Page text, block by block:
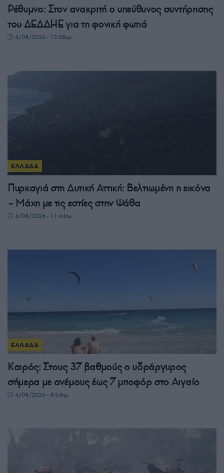
Ρέθυμνο: Στον ανακριτή ο υπεύθυνος συντήρησης
του ΔΕΔΔΗΕ για τη φονική φωτιά
4/08/2026 - 12:08μμ
ΕΛΛΑΔΑ
Πυρκαγιά στη Δυτική Αττική: Βελτιωμένη η εικόνα
– Μάχη με τις εστίες στην Ψάθα
4/08/2026 - 11:44πμ
ΕΛΛΑΔΑ
Καιρός: Στους 37 βαθμούς ο υδράργυρος
σήμερα με ανέμους έως 7 μποφόρ στο Αιγαίο
4/08/2026 - 8:34πμ